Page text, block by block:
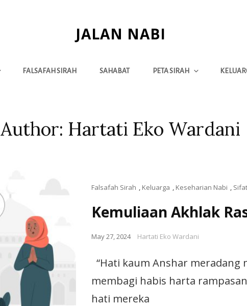
JALAN NABI
FALSAFAH SIRAH SAHABAT PETA SIRAH
Author: Hartati Eko Wardani
Falsafah Sirah , Keluarga , Keseharian Nabi ,
Kemuliaan Akhlak
May 27, 2024 Hartati Eko Wardani
“Hati kaum Anshar meradang
membagi habis harta
hati mereka